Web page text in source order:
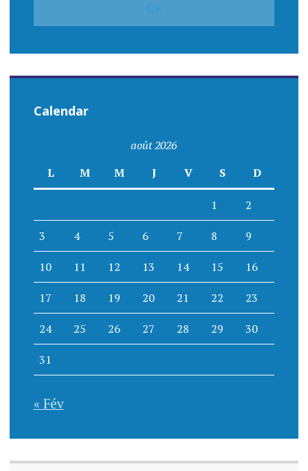
Calendar
août 2026
L
M M J V S D
1 2
3 4 5 6 7 8 9
10 11 12 13 14 15 16
17 18 19 20 21 22 23
24 25 26 27 28 29 30
31
« Fév